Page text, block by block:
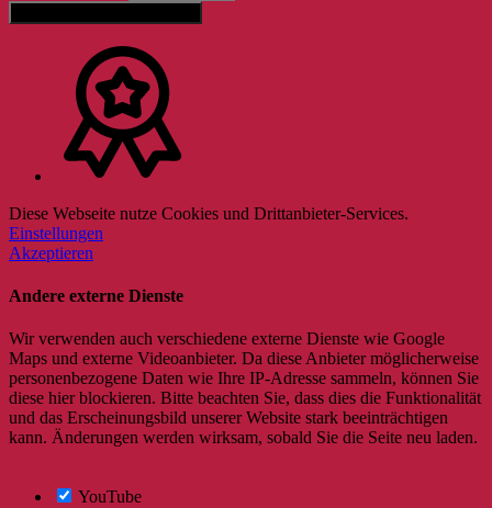
Diese Webseite nutze Cookies und Drittanbieter-Services.
Einstellungen
Akzeptieren
Andere externe Dienste
Wir verwenden auch verschiedene externe Dienste wie Google
Maps und externe Videoanbieter. Da diese Anbieter möglicherweise
personenbezogene Daten wie Ihre IP-Adresse sammeln, können Sie
diese hier blockieren. Bitte beachten Sie, dass dies die Funktionalität
und das Erscheinungsbild unserer Website stark beeinträchtigen
kann. Änderungen werden wirksam, sobald Sie die Seite neu laden.
YouTube